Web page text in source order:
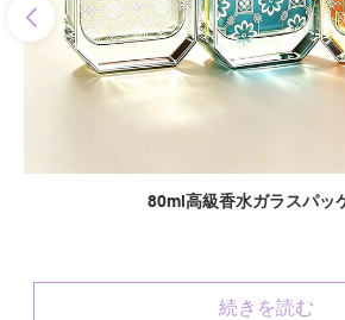
80ml高級香水ガラスパッ
続きを読む